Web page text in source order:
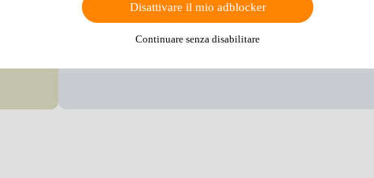
Disattivare il mio adblocker
Continuare senza disabilitare